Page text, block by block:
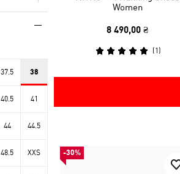
Women
8 490,00 ₴
(1 )
-30%
37.5 38
40.5 41
44 44.5
48.5 XXS